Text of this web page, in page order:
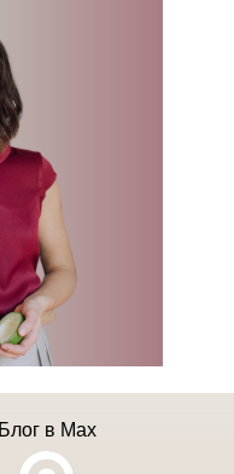
Блог в Max